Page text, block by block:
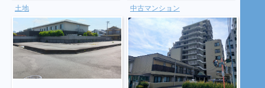
土地 中古マンション